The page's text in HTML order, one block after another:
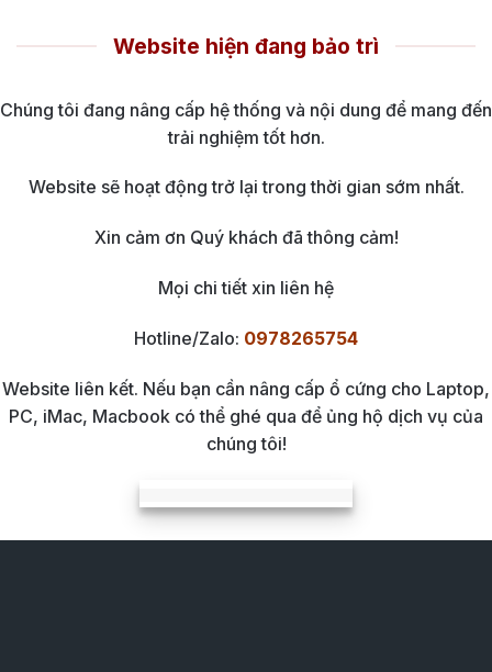
Website hiện đang bảo trì
Chúng tôi đang nâng cấp hệ thống và nội dung để mang đến
trải nghiệm tốt hơn.
Website sẽ hoạt động trở lại trong thời gian sớm nhất.
Xin cảm ơn Quý khách đã thông cảm!
Mọi chi tiết xin liên hệ
Hotline/Zalo: 0978265754
Website liên kết. Nếu bạn cần nâng cấp ổ cứng cho Laptop,
PC, iMac, Macbook có thể ghé qua để ủng hộ dịch vụ của
chúng tôi!